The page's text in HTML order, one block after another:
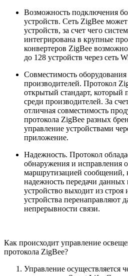
Возможность подключения
устройств. Сеть ZigBee
устройств, за счет чего
интегрирована в крупные
конвертеров ZigBee
до 128 устройств через сеть
Совместимость
производителей. Протокол
открытый стандарт, который
среди производителей. За
отличная совместимость
протокола ZigBee разных
управление устройствами
приложение.
Надежность. Протокол
обнаружения и исправления
маршрутизацией сообщений,
надежность передачи данных
устройство выходит из строя
устройства перенаправляют
непрерывности связи.
Как происходит управление
протокола ZigBee?
Управление осуществляется